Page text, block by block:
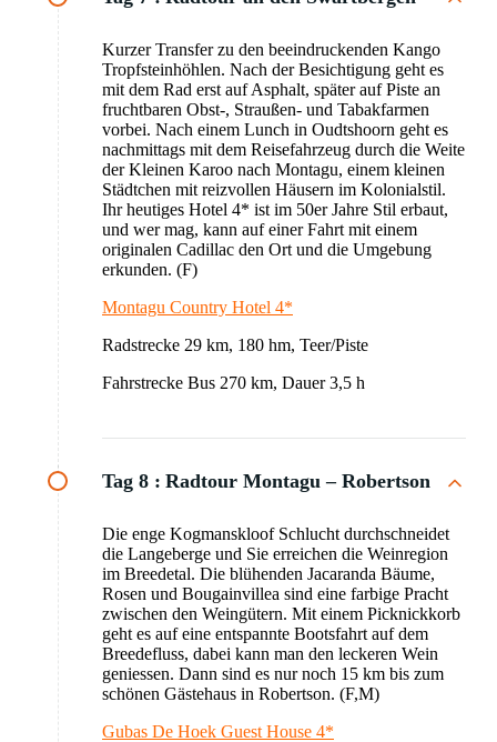
Kurzer Transfer zu den beeindruckenden Kango
Tropfsteinhöhlen. Nach der Besichtigung geht es
mit dem Rad erst auf Asphalt, später auf Piste an
fruchtbaren Obst-, Straußen- und Tabakfarmen
vorbei. Nach einem Lunch in Oudtshoorn geht es
nachmittags mit dem Reisefahrzeug durch die Weite
der Kleinen Karoo nach Montagu, einem kleinen
Städtchen mit reizvollen Häusern im Kolonialstil.
Ihr heutiges Hotel 4* ist im 50er Jahre Stil erbaut,
und wer mag, kann auf einer Fahrt mit einem
originalen Cadillac den Ort und die Umgebung
erkunden. (F)
Montagu Country Hotel 4*
Radstrecke 29 km, 180 hm, Teer/Piste
Fahrstrecke Bus 270 km, Dauer 3,5 h
Tag 8 : Radtour Montagu – Robertson
Die enge Kogmanskloof Schlucht durchschneidet
die Langeberge und Sie erreichen die Weinregion
im Breedetal. Die blühenden Jacaranda Bäume,
Rosen und Bougainvillea sind eine farbige Pracht
zwischen den Weingütern. Mit einem Picknickkorb
geht es auf eine entspannte Bootsfahrt auf dem
Breedefluss, dabei kann man den leckeren Wein
geniessen. Dann sind es nur noch 15 km bis zum
schönen Gästehaus in Robertson. (F,M)
Gubas De Hoek Guest House 4*